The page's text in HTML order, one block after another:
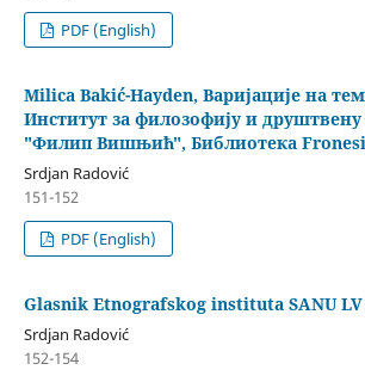
PDF (English)
Milica Bakić-Hayden, Варијације на
Институт за филозофију и друштвену
"Филип Вишњић", Библиотека
Srdjan Radović
151-152
PDF (English)
Glasnik Etnografskog instituta SANU
Srdjan Radović
152-154